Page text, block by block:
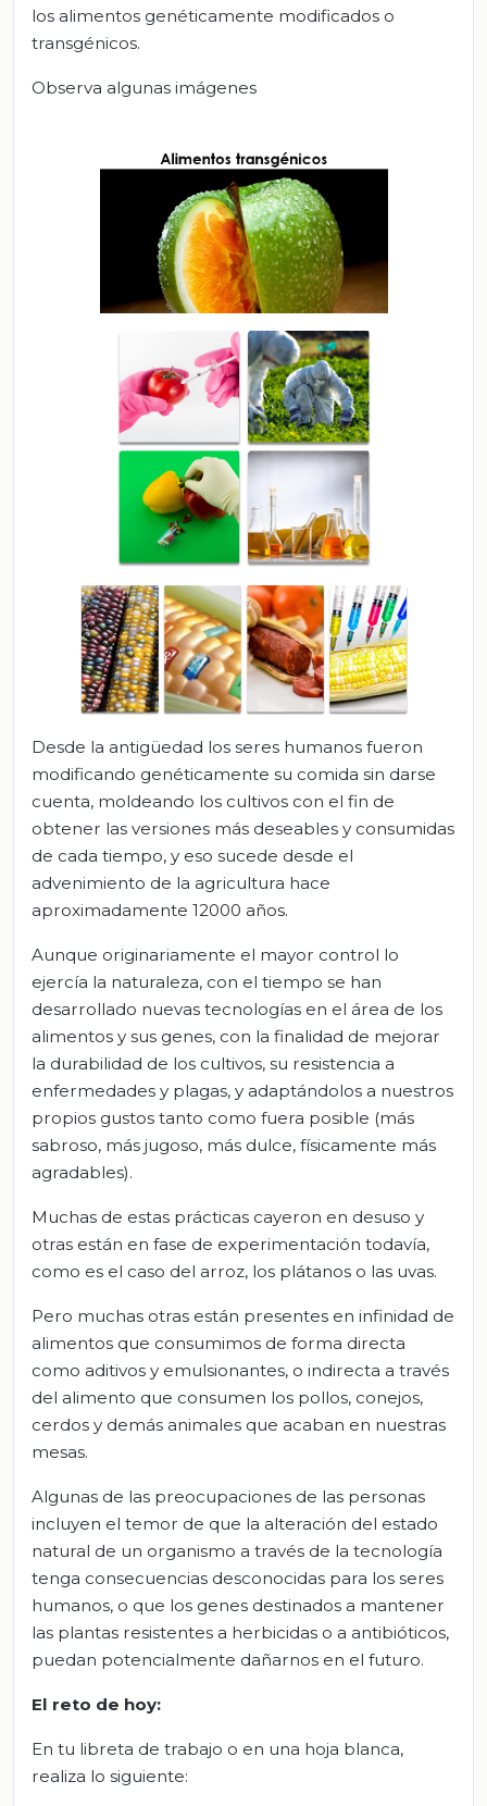
los alimentos genéticamente modificados o
transgénicos.
Observa algunas imágenes
Desde la antigüedad los seres humanos fueron
modificando genéticamente su comida sin darse
cuenta, moldeando los cultivos con el fin de
obtener las versiones más deseables y consumidas
de cada tiempo, y eso sucede desde el
advenimiento de la agricultura hace
aproximadamente 12000 años.
Aunque originariamente el mayor control lo
ejercía la naturaleza, con el tiempo se han
desarrollado nuevas tecnologías en el área de los
alimentos y sus genes, con la finalidad de mejorar
la durabilidad de los cultivos, su resistencia a
enfermedades y plagas, y adaptándolos a nuestros
propios gustos tanto como fuera posible (más
sabroso, más jugoso, más dulce, físicamente más
agradables).
Muchas de estas prácticas cayeron en desuso y
otras están en fase de experimentación todavía,
como es el caso del arroz, los plátanos o las uvas.
Pero muchas otras están presentes en infinidad de
alimentos que consumimos de forma directa
como aditivos y emulsionantes, o indirecta a través
del alimento que consumen los pollos, conejos,
cerdos y demás animales que acaban en nuestras
mesas.
Algunas de las preocupaciones de las personas
incluyen el temor de que la alteración del estado
natural de un organismo a través de la tecnología
tenga consecuencias desconocidas para los seres
humanos, o que los genes destinados a mantener
las plantas resistentes a herbicidas o a antibióticos,
puedan potencialmente dañarnos en el futuro.
El reto de hoy:
En tu libreta de trabajo o en una hoja blanca,
realiza lo siguiente: